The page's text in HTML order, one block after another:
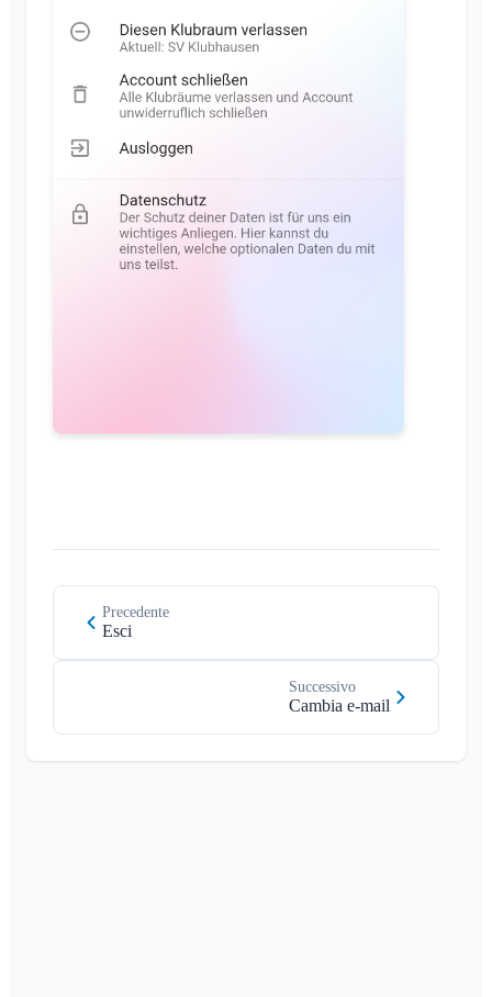
Altri amministratori
Reinvia inviti
Elenco dei membri
Amministratore dell'area
Gestione delle Area
Browser supportati
Feedback
Casi d'uso
FAQ
Precedente
Esci
Successivo
Cambia e-mail